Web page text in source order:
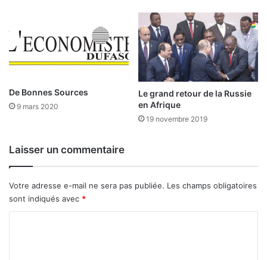
p
t
m
b
0
2
u
t
l
e
e
p
e
m
De Bonnes Sources
9 mars 2020
Le grand retour de la Russie
en Afrique
19 novembre 2019
Laisser un commentaire
Votre adresse e-mail ne sera pas publiée. Les champs obligatoires
sont indiqués avec *